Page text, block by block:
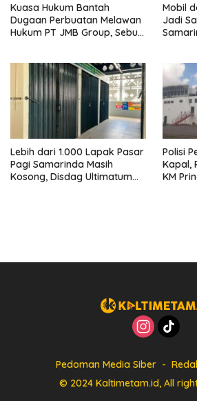
Kuasa Hukum Bantah
Dugaan Perbuatan Melawan
Hukum PT JMB Group, Sebut
Mobil
Jadi
Lebih dari 1.000 Lapak Pasar
Pagi Samarinda Masih
Kosong, Disdag Ultimatum
Polisi
Kapal,
KM
Pedoman Media Siber
© 2024 Kaltimetam.id, All